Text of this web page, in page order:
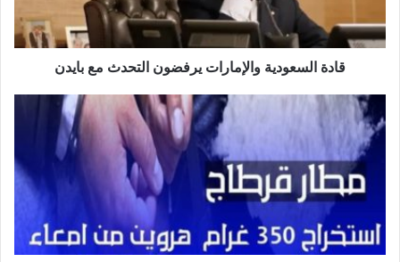
قادة السعودية والإمارات يرفضون التحدث مع بايدن
مطار
قرطاج
استخراج
350
غرام
من
امعاء